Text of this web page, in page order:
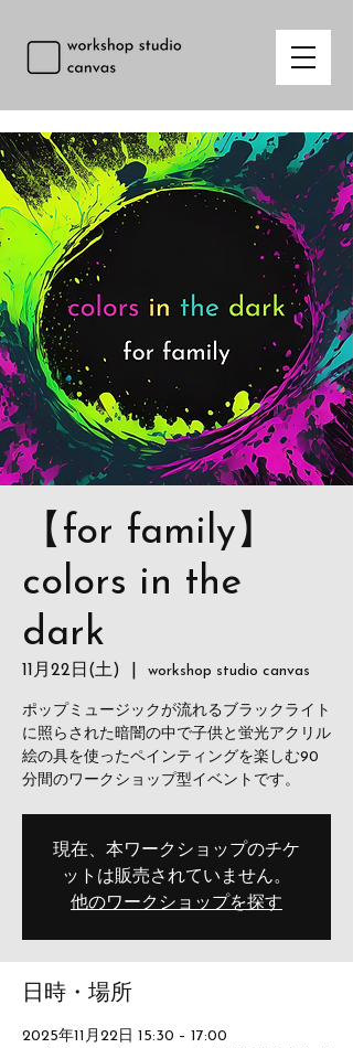
【for family】
colors in the
dark
11月22日(土) workshop studio canvas
ポップミュージックが流れるブラックライト
に照らされた暗闇の中で子供と蛍光アクリル
絵の具を使ったペインティングを楽しむ90
分間のワークショップ型イベントです。
現在、本ワークショップのチケ
ットは販売されていません。
他のワークショップを探す
日時・場所
2025年11月22日 15:30 – 17:00